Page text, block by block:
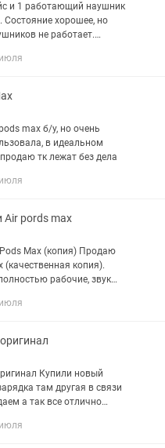
и 1 работающий наушник
не работает.
max б/у, но очень
в идеальном
тк лежат без дела
pords max
Max (копия) Продаю
(качественная копия).
рабочие, звук
Купили новый
там другая в связи
а так все отлично